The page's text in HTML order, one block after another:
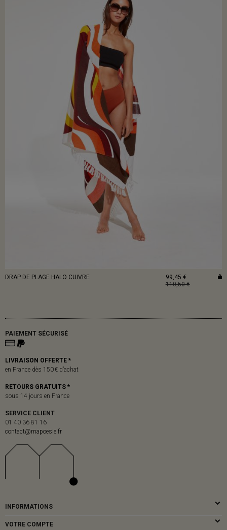
DRAP DE PLAGE HALO CUIVRE
99,45 €
110,50 €
PAIEMENT SÉCURISÉ
LIVRAISON OFFERTE *
en France dès 150 € d’achat
RETOURS GRATUITS *
sous 14 jours en France
SERVICE CLIENT
01 40 36 81 16
contact@mapoesie.fr
INFORMATIONS
VOTRE COMPTE